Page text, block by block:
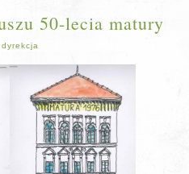
50-lecia matury
dyrekcja